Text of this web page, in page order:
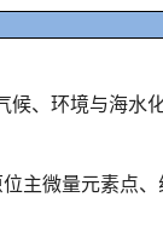
、环境与海
主微量元素点